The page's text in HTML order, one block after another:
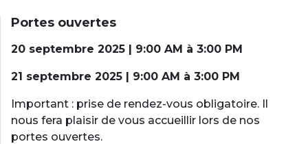
Portes ouvertes
20 septembre 2025 | 9:00 AM à 3:00 PM
21 septembre 2025 | 9:00 AM à 3:00 PM
Important : prise de rendez-vous obligatoire. Il
nous fera plaisir de vous accueillir lors de nos
portes ouvertes.